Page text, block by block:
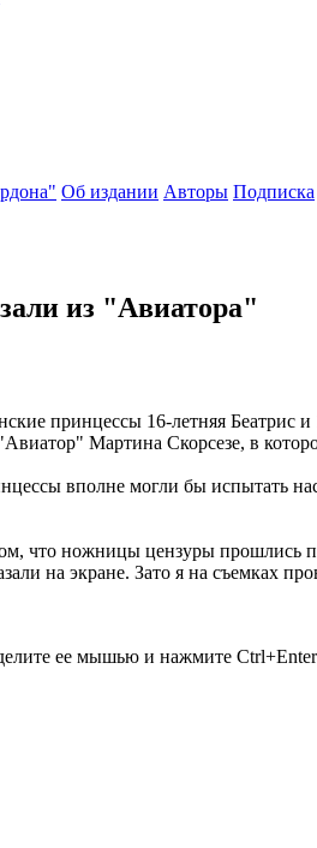
Об издании Авторы Подписка
из "Авиатора"
принцессы 16-летняя
Мартина Скорсезе, в
вполне могли бы испытать
что ножницы цензуры прошлись
на экране. Зато я на съемках
ее мышью и нажмите Ctrl+Enter